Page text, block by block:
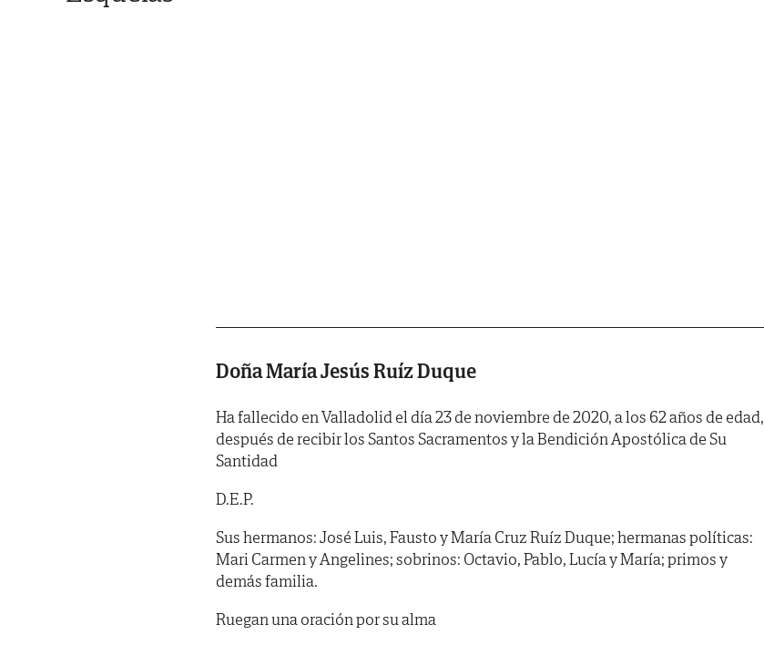
Doña María Jesús Ruíz Duque
Ha fallecido en Valladolid el día 23 de noviembre de 2020, a los 62 años de edad,
después de recibir los Santos Sacramentos y la Bendición Apostólica de Su
Santidad
D.E.P.
Sus hermanos: José Luis, Fausto y María Cruz Ruíz Duque; hermanas políticas:
Mari Carmen y Angelines; sobrinos: Octavio, Pablo, Lucía y María; primos y
demás familia.
Ruegan una oración por su alma